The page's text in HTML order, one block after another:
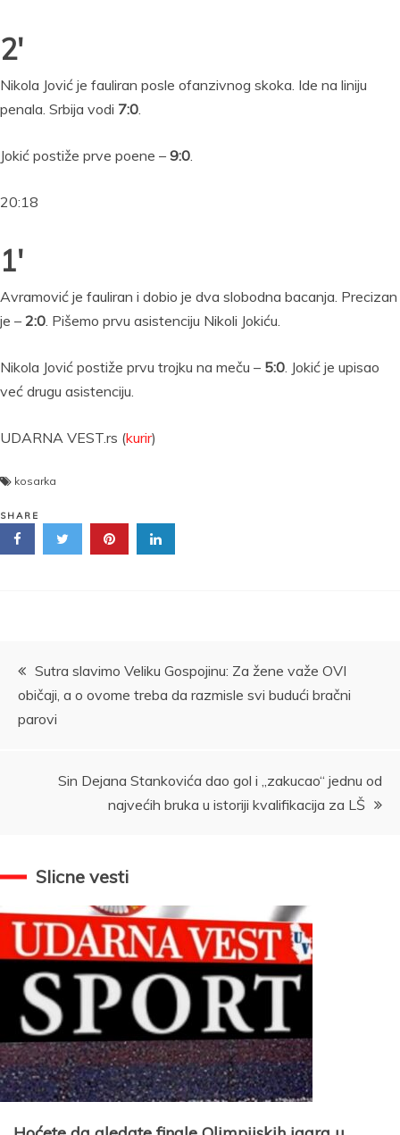
2′
Nikola Jović je fauliran posle ofanzivnog skoka. Ide na liniju
penala. Srbija vodi 7:0.
Jokić postiže prve poene – 9:0.
20:18
1′
Avramović je fauliran i dobio je dva slobodna bacanja. Precizan
je – 2:0. Pišemo prvu asistenciju Nikoli Jokiću.
Nikola Jović postiže prvu trojku na meču – 5:0. Jokić je upisao
već drugu asistenciju.
UDARNA VEST.rs (kurir)
kosarka
SHARE
Kretanje
članka
Sutra slavimo Veliku Gospojinu: Za žene važe OVI
običaji, a o ovome treba da razmisle svi budući bračni
parovi
Sin Dejana Stankovića dao gol i „zakucao“ jednu od
najvećih bruka u istoriji kvalifikacija za LŠ
Slicne vesti